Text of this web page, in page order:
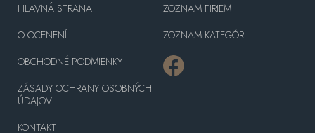
HLAVNÁ STRANA
O OCENENÍ
OBCHODNÉ PODMIENKY
ZÁSADY OCHRANY OSOBNÝCH
ÚDAJOV
KONTAKT
ZOZNAM FIRIEM
ZOZNAM KATEGÓRII